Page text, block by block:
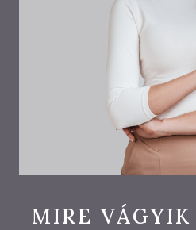
MIRE VÁGYIK